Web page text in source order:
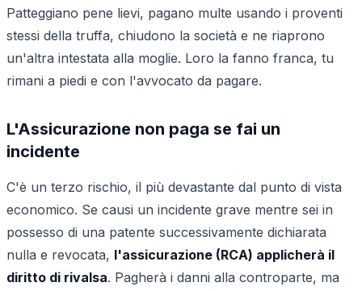
Patteggiano pene lievi, pagano multe usando i proventi
stessi della truffa, chiudono la società e ne riaprono
un'altra intestata alla moglie. Loro la fanno franca, tu
rimani a piedi e con l'avvocato da pagare.
L'Assicurazione non paga se fai un
incidente
C'è un terzo rischio, il più devastante dal punto di vista
economico. Se causi un incidente grave mentre sei in
possesso di una patente successivamente dichiarata
nulla e revocata, l'assicurazione (RCA) applicherà il
diritto di rivalsa. Pagherà i danni alla controparte, ma